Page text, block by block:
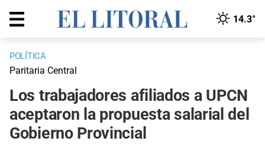
14.3°
POLÍTICA
Paritaria Central
Los trabajadores afiliados a UPCN
aceptaron la propuesta salarial del
Gobierno Provincial